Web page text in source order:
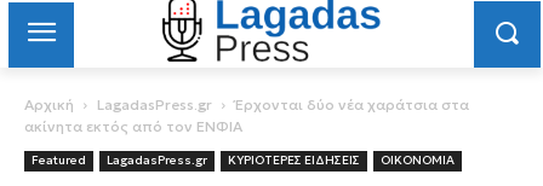
Αρχική LagadasPress.gr
Έρχονται δύο νέα χαράτσια στα
ακίνητα εκτός από τον ΕΝΦΙΑ
Featured LagadasPress.gr ΚΥΡΙΟΤΕΡΕΣ ΕΙΔΗΣΕΙΣ ΟΙΚΟΝΟΜΙΑ